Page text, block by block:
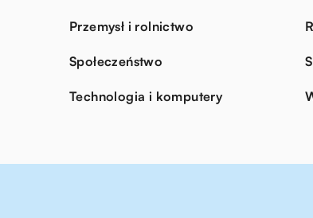
Przemysł i rolnictwo
Społeczeństwo
Technologia i komputery